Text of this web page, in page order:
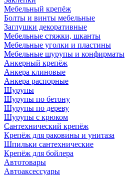
Мебельный крепёж
Болты и винты мебельные
Заглушки декоративные
Мебельные стяжки, шканты
Мебельные уголки и пластины
Мебельные шурупы и конфирматы
Анкерный крепёж
Анкера клиновые
Анкера распорные
Шурупы
Шурупы по бетону
Шурупы по дереву
Шурупы с крюком
Сантехнический крепёж
Крепёж для раковины и унитаза
Шпильки сантехнические
Крепёж для бойлера
Автотовары
Автоаксессуары